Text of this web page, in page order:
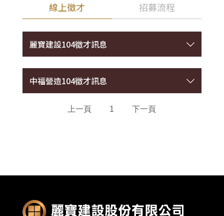
線上徵才 招募流程
麗寶建設104徵才訊息
中福營造104徵才訊息
中福營造104徵才訊息
上一頁 1 下一頁
問題簡述(80字以內)